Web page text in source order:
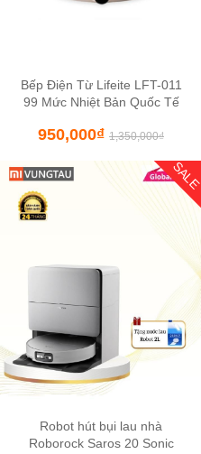
Bếp Điện Từ Lifeite LFT-011
99 Mức Nhiệt Bản Quốc Tế
950,000₫ 1,350,000₫
SALE
Robot hút bụi lau nhà
Roborock Saros 20 Sonic